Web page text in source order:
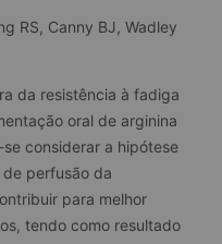
RS, Canny BJ, Wadley
da resistência à fadiga
oral de arginina
considerar a hipótese
perfusão da
para melhor
tendo como resultado